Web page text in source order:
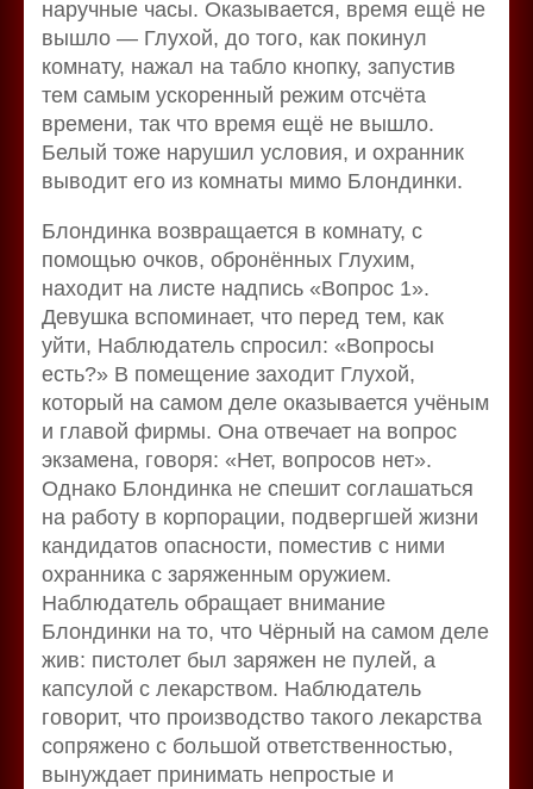
наручные часы. Оказывается, время ещё не
вышло — Глухой, до того, как покинул
комнату, нажал на табло кнопку, запустив
тем самым ускоренный режим отсчёта
времени, так что время ещё не вышло.
Белый тоже нарушил условия, и охранник
выводит его из комнаты мимо Блондинки.
Блондинка возвращается в комнату, с
помощью очков, обронённых Глухим,
находит на листе надпись «Вопрос 1».
Девушка вспоминает, что перед тем, как
уйти, Наблюдатель спросил: «Вопросы
есть?» В помещение заходит Глухой,
который на самом деле оказывается учёным
и главой фирмы. Она отвечает на вопрос
экзамена, говоря: «Нет, вопросов нет».
Однако Блондинка не спешит соглашаться
на работу в корпорации, подвергшей жизни
кандидатов опасности, поместив с ними
охранника с заряженным оружием.
Наблюдатель обращает внимание
Блондинки на то, что Чёрный на самом деле
жив: пистолет был заряжен не пулей, а
капсулой с лекарством. Наблюдатель
говорит, что производство такого лекарства
сопряжено с большой ответственностью,
вынуждает принимать непростые и